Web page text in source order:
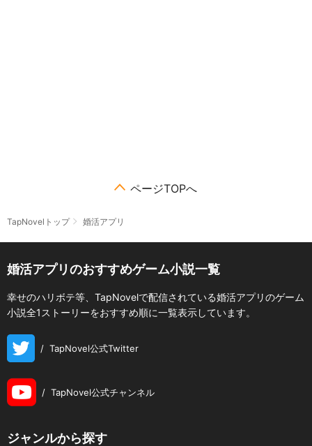
ページTOPへ
TapNovelトップ 婚活アプリ
婚活アプリのおすすめゲーム小説一覧
幸せのハリボテ等、TapNovelで配信されている婚活アプリのゲーム
小説全1ストーリーをおすすめ順に一覧表示しています。
/ TapNovel公式Twitter
/ TapNovel公式チャンネル
ジャンルから探す